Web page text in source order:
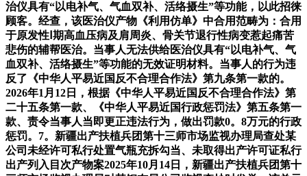
治仪具有“以电补气、气血双补、活络摄生”等功能，以此招徕
顾客。经查，该医治仪产物《利用仿单》中合用范畴为：合用
于原发性Ⅰ期高血压病及肩周炎、骨关节退行性病变惹起痛苦
悲伤的辅帮医治。当事人无法供给医治仪具有“以电补气、气
血双补、活络摄生”等功能的无效证明材料。当事人的行为违
反了《中华人平易近国反不合理合作法》第九条第一款的。
2026年1月12日，根据《中华人平易近国反不合理合作法》第
二十五条第一款、《中华人平易近国行政惩罚法》第五条第一
款、责令当事人当即更正违法行为，做出罚款0。8万元的行政
惩罚。7。新疆出产扶植兵团第十三师市场监视办理局查处某
公司未经许可私行处置气瓶充拆勾当、未取得出产许可证私行
出产列入目次产物案2025年10月14日，新疆出产扶植兵团第十